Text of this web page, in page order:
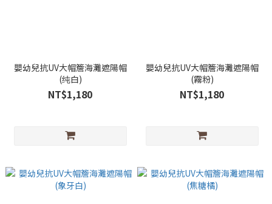
嬰幼兒抗UV大帽簷海灘遮陽帽
(纯白)
NT$1,180
嬰幼兒抗UV大帽簷海灘遮陽帽
(霧粉)
NT$1,180